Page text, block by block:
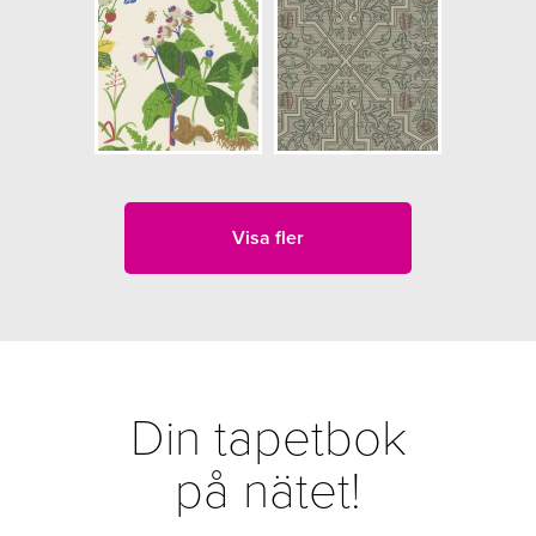
Visa fler
Din tapetbok
på nätet!